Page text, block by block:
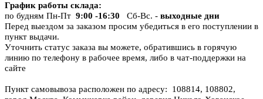
График работы склада:
по будням Пн-Пт 9:00 -16:30 Сб-Вс. - выходные дни
Перед выездом за заказом просим убедиться в его поступлении в
пункт выдачи.
Уточнить статус заказа вы можете, обратившись в горячую
линию по телефону в рабочее время, либо в чат-поддержки на
сайте
Пункт самовывоза расположен по адресу: 108814, 108802,